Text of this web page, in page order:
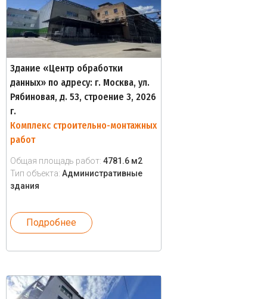
Здание «Центр обработки
данных» по адресу: г. Москва, ул.
Рябиновая, д. 53, строение 3, 2026
г.
Комплекс строительно-монтажных
работ
Общая площадь работ: 4781.6 м2
Тип объекта: Административные
здания
Подробнее